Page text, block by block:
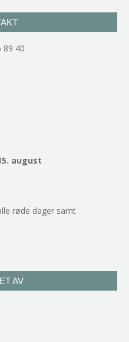
89 40
august
røde dager samt
AV